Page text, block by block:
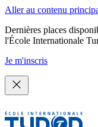
Aller au contenu
Dernières places
l'École Internationale
Je m'inscris